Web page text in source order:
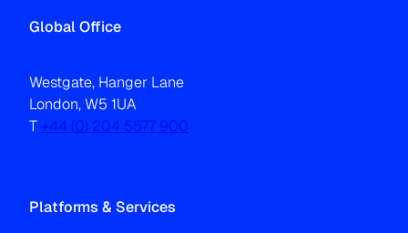
Global Office
Westgate, Hanger Lane
London, W5 1UA
T +44 (0) 204 5577 900
Platforms & Services